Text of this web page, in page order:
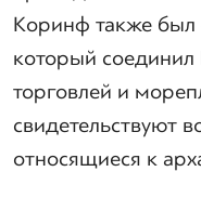
Коринф также
который
торговлей и
свидетельствуют
относящиеся к